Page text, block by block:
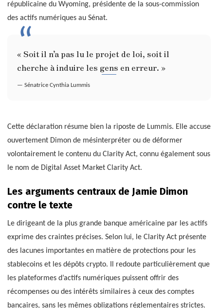
républicaine du Wyoming, présidente de la sous-commission
des actifs numériques au Sénat.
« Soit il n’a pas lu le projet de loi, soit il
cherche à induire les gens en erreur. »
— Sénatrice Cynthia Lummis
Cette déclaration résume bien la riposte de Lummis. Elle accuse
ouvertement Dimon de mésinterpréter ou de déformer
volontairement le contenu du Clarity Act, connu également sous
le nom de Digital Asset Market Clarity Act.
Les arguments centraux de Jamie Dimon
contre le texte
Le dirigeant de la plus grande banque américaine par les actifs
exprime des craintes précises. Selon lui, le Clarity Act présente
des lacunes importantes en matière de protections pour les
stablecoins et les dépôts crypto. Il redoute particulièrement que
les plateformes d’actifs numériques puissent offrir des
récompenses ou des intérêts similaires à ceux des comptes
bancaires, sans les mêmes obligations réglementaires strictes.